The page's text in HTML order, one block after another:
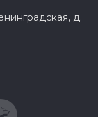
д.